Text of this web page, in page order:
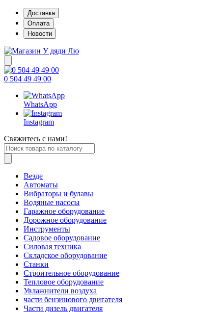
Доставка
Оплата
Новости
0 504 49 49 00
WhatsApp
Instagram
Свяжитесь с нами!
Везде
Автоматы
Вибраторы и булавы
Водяные насосы
Гаражное оборудование
Дорожное оборудование
Инструменты
Садовое оборудование
Силовая техника
Складское оборудование
Станки
Строительное оборудование
Тепловое оборудование
Увлажнители воздуха
части бензинового двигателя
Части дизель двигателя